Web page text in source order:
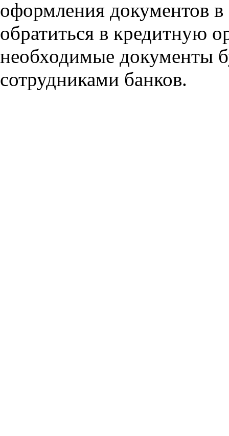
оформления документов
обратиться в кредитную
необходимые документы
сотрудниками банков.